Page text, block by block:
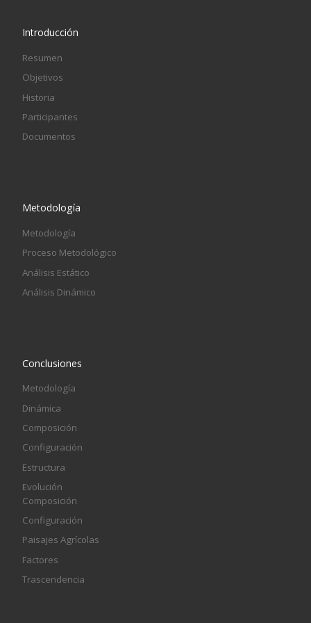
Introducción
Resumen
Objetivos
Historia
Participantes
Documentos
Metodología
Metodología
Proceso Metodológico
Análisis Estático
Análisis Dinámico
Conclusiones
Metodología
Dinámica
Composición
Configuración
Estructura
Evolución
Composición
Configuración
Paisajes Agrícolas
Factores
Trascendencia